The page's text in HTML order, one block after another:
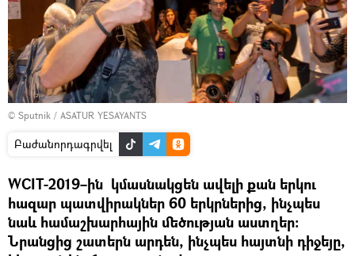
© Sputnik / ASATUR YESAYANTS
Բաժանորդագրվել
WCIT-2019–ին կմասնակցեն ավելի քան երկու
հազար պատվիրակներ 60 երկրներից, ինչպես
նաև համաշխարհային մեծության աստղեր։
Նրանցից շատերն արդեն, ինչպես հայտնի դիջեյը,